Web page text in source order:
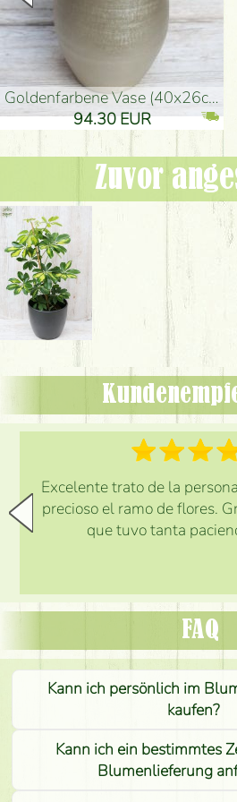
goldenfarbene Vase (40x26cm)
94.30 EUR
Zuvor
Excelente trato de la
precioso el ramo de flores.
que tuvo tanta
FAQ
Kann ich persönlich im
kaufen?
Kann ich ein bestimmtes
Blumenlieferung